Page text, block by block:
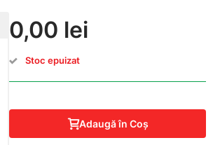
0,00 lei
Stoc epuizat
Adaugă în Coş